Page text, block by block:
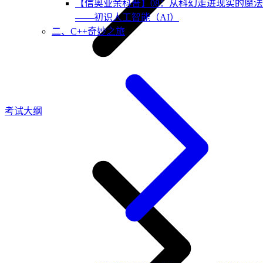
【信奥业余科普】08：从科幻走进现实的魔法
——初识人工智能（AI）
二、C++奇妙之旅
考试大纲